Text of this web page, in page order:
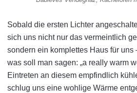
Sobald die ersten Lichter
sich uns nicht nur das vermeintlich
sondern ein komplettes Haus für uns
was soll man sagen: „a really warm
Eintreten an diesem empfindlich
schlug uns eine wohlige Wärme